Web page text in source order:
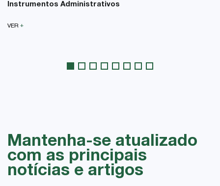
Instrumentos Administrativos
VER +
Mantenha-se atualizado
com as principais
notícias e artigos